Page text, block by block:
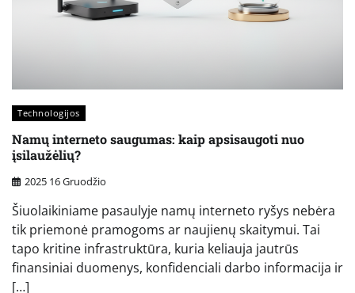
Technologijos
Namų interneto saugumas: kaip apsisaugoti nuo
įsilaužėlių?
2025 16 Gruodžio
Šiuolaikiniame pasaulyje namų interneto ryšys nebėra
tik priemonė pramogoms ar naujienų skaitymui. Tai
tapo kritine infrastruktūra, kuria keliauja jautrūs
finansiniai duomenys, konfidenciali darbo informacija ir
[…]